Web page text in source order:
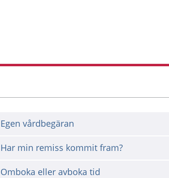
Egen vårdbegäran
Har min remiss kommit fram?
Omboka eller avboka tid